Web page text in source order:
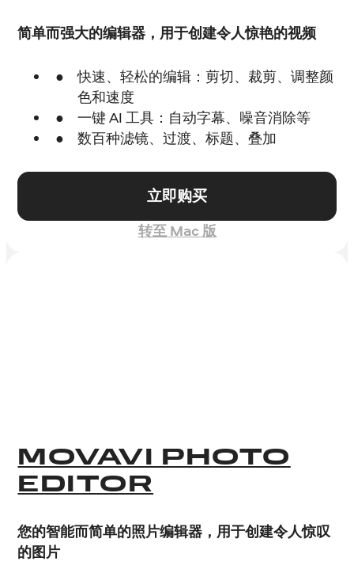
简单而强大的编辑器，用于创建令人惊艳的视频
快速、轻松的编辑：剪切、裁剪、调整颜
色和速度
一键 AI 工具：自动字幕、噪音消除等
数百种滤镜、过渡、标题、叠加
立即购买
转至 Mac 版
MOVAVI PHOTO
EDITOR
您的智能而简单的照片编辑器，用于创建令人惊叹
的图片